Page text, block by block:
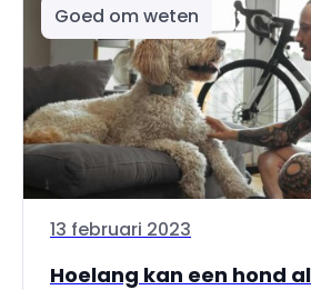
Goed om weten
13 februari 2023
Hoelang kan een hond